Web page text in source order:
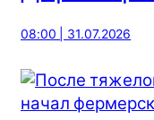
08:00 | 31.07.2026